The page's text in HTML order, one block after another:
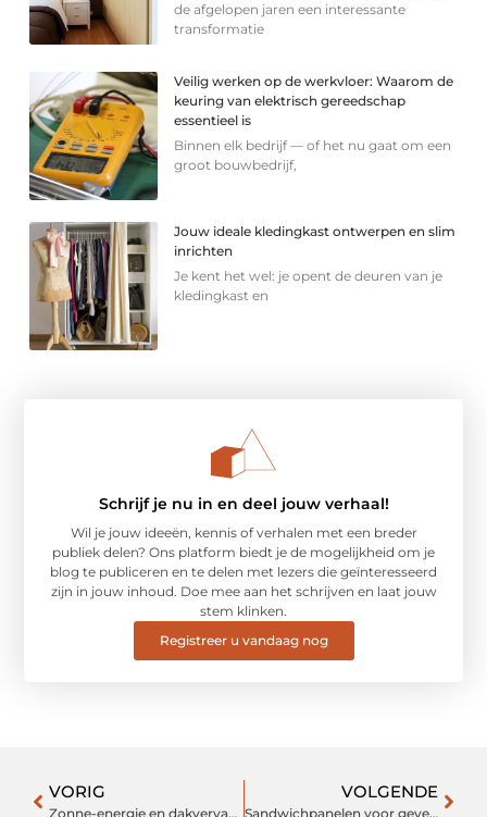
de afgelopen jaren een interessante
transformatie
Veilig werken op de werkvloer: Waarom de
keuring van elektrisch gereedschap
essentieel is
Binnen elk bedrijf — of het nu gaat om een
groot bouwbedrijf,
Jouw ideale kledingkast ontwerpen en slim
inrichten
Je kent het wel: je opent de deuren van je
kledingkast en
Schrijf je nu in en deel jouw verhaal!
Wil je jouw ideeën, kennis of verhalen met een breder
publiek delen? Ons platform biedt je de mogelijkheid om je
blog te publiceren en te delen met lezers die geïnteresseerd
zijn in jouw inhoud. Doe mee aan het schrijven en laat jouw
stem klinken.
Registreer u vandaag nog
VORIG
Zonne-energie en dakvervanging: de ideale combinatie
VOLGENDE
Sandwichpanelen voor gevels: innovatie in bouw en design